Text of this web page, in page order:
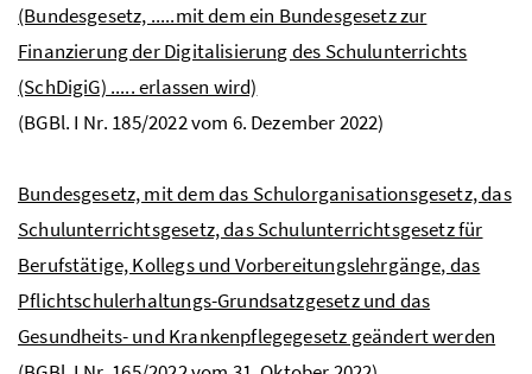
(Bundesgesetz, .....mit dem ein Bundesgesetz zur
Finanzierung der Digitalisierung des Schulunterrichts
(SchDigiG) ..... erlassen wird)
(BGBl. I Nr. 185/2022 vom 6. Dezember 2022)
Bundesgesetz, mit dem das Schulorganisationsgesetz, das
Schulunterrichtsgesetz, das Schulunterrichtsgesetz für
Berufstätige, Kollegs und Vorbereitungslehrgänge, das
Pflichtschulerhaltungs-Grundsatzgesetz und das
Gesundheits- und Krankenpflegegesetz geändert werden